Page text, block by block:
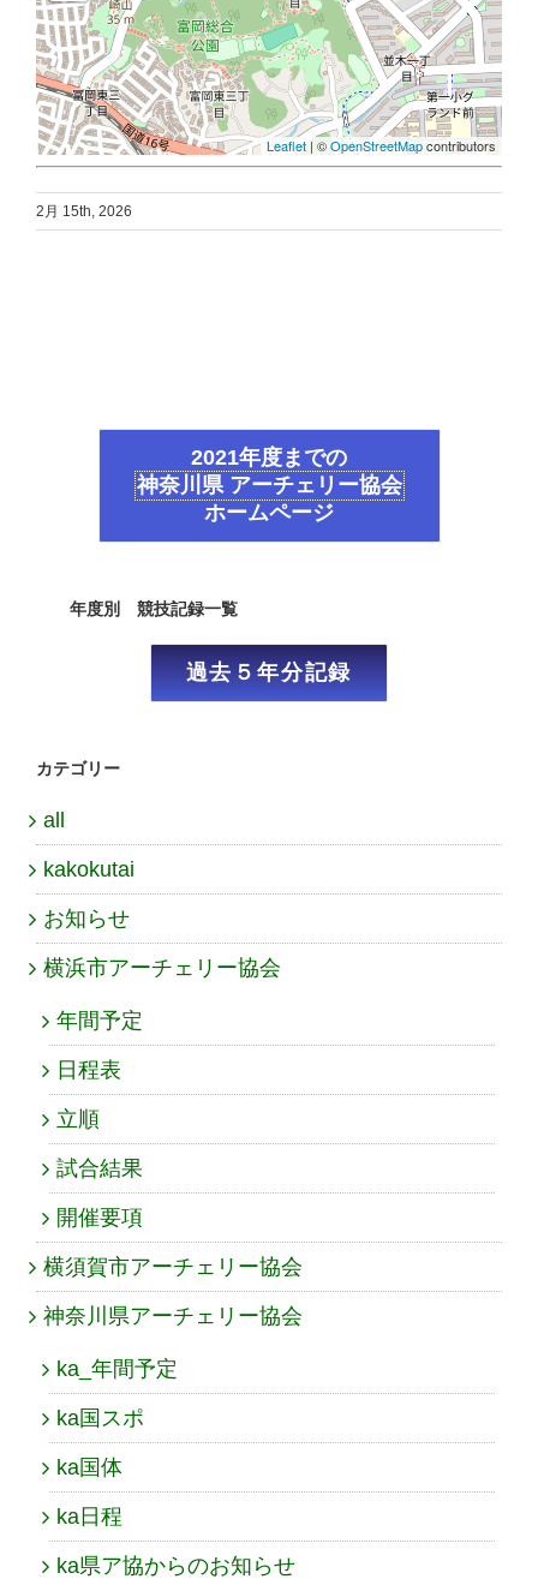
Leaflet | ©OpenStreetMapcontributors
2月 15th, 2026
2021年度までの
神奈川県 アーチェリー協会
ホームページ
年度別 競技記録一覧
過去５年分記録
カテゴリー
all
kakokutai
お知らせ
横浜市アーチェリー協会
年間予定
日程表
立順
試合結果
開催要項
横須賀市アーチェリー協会
神奈川県アーチェリー協会
ka_年間予定
ka国スポ
ka国体
ka日程
ka県ア協からのお知らせ